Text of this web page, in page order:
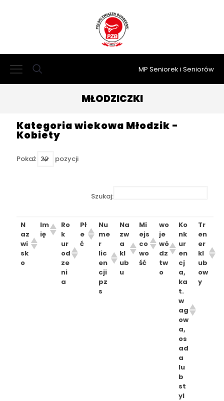
MP Seniorek i Seniorów
MŁODZICZKI
Kategoria wiekowa Młodzik -
Kobiety
Pokaż pozycji
Szukaj:
N
az
wi
sk
o
Im
ię
Ro
k
ur
od
ze
ni
a
Pł
e
ć
Nu
me
r
lic
en
cji
pz
s
Na
zw
a
kl
ub
u
Mi
ejs
co
wo
ść
wo
je
wó
dz
tw
o
Ko
nk
ur
en
cj
a,
ka
t.
w
ag
ow
a,
os
ad
a
lu
b
st
yl
Tr
en
er
kl
ub
ow
y